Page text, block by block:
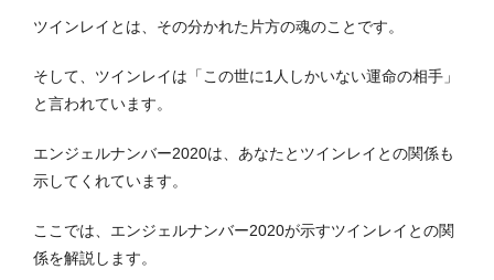
ツインレイとは、その分かれた片方の魂のことです。
そして、ツインレイは「この世に1人しかいない運命の相手」
と言われています。
エンジェルナンバー2020は、あなたとツインレイとの関係も
示してくれています。
ここでは、エンジェルナンバー2020が示すツインレイとの関
係を解説します。